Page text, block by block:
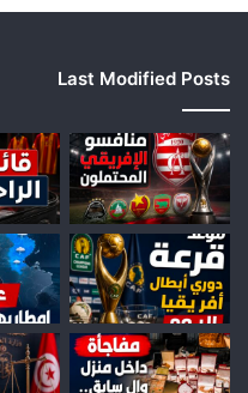
Last Modified Posts